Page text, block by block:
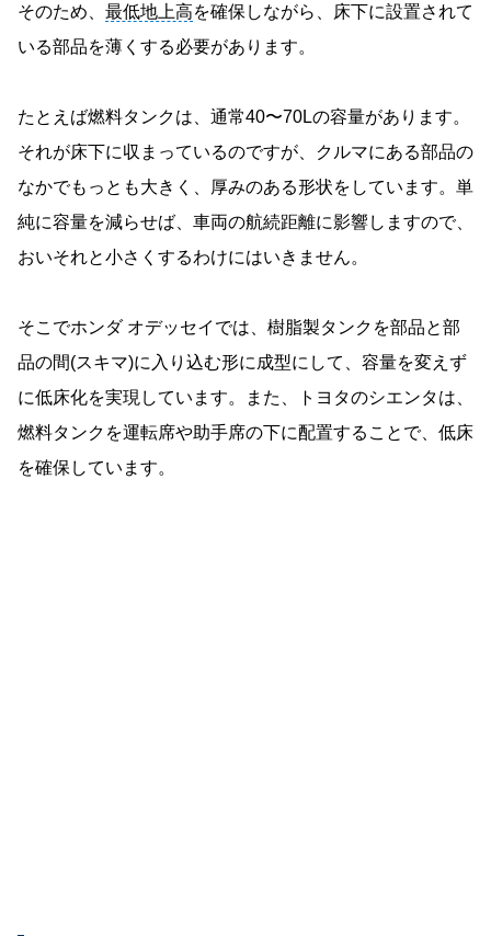
そのため、 最低地上高を確保しながら、床下に設置されて
いる部品を薄くする必要があります。
たとえば燃料タンクは、通常40〜70Lの容量があります。
それが床下に収まっているのですが、クルマにある部品の
なかでもっとも大きく、厚みのある形状をしています。単
純に容量を減らせば、車両の航続距離に影響しますので、
おいそれと小さくするわけにはいきません。
そこでホンダ オデッセイでは、樹脂製タンクを部品と部
品の間(スキマ)に入り込む形に成型にして、容量を変えず
に低床化を実現しています。また、トヨタのシエンタは、
燃料タンクを運転席や助手席の下に配置することで、低床
を確保しています。